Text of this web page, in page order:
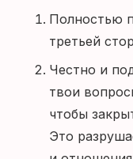
Полностью
третьей
Честно и
твои
чтобы
Это